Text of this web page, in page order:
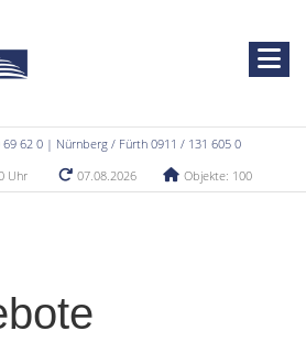
69 62 0 | Nürnberg / Fürth 0911 / 131 605 0
Uhr
07.08.2026 Objekte: 100